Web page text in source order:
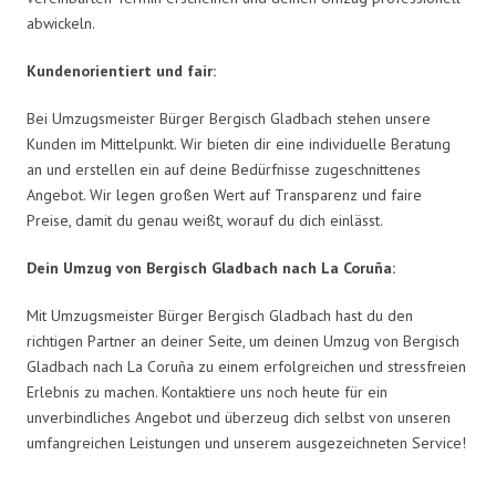
abwickeln.
Kundenorientiert und fair:
Bei Umzugsmeister Bürger Bergisch Gladbach stehen unsere
Kunden im Mittelpunkt. Wir bieten dir eine individuelle Beratung
an und erstellen ein auf deine Bedürfnisse zugeschnittenes
Angebot. Wir legen großen Wert auf Transparenz und faire
Preise, damit du genau weißt, worauf du dich einlässt.
Dein Umzug von Bergisch Gladbach nach La Coruña:
Mit Umzugsmeister Bürger Bergisch Gladbach hast du den
richtigen Partner an deiner Seite, um deinen Umzug von Bergisch
Gladbach nach La Coruña zu einem erfolgreichen und stressfreien
Erlebnis zu machen. Kontaktiere uns noch heute für ein
unverbindliches Angebot und überzeug dich selbst von unseren
umfangreichen Leistungen und unserem ausgezeichneten Service!